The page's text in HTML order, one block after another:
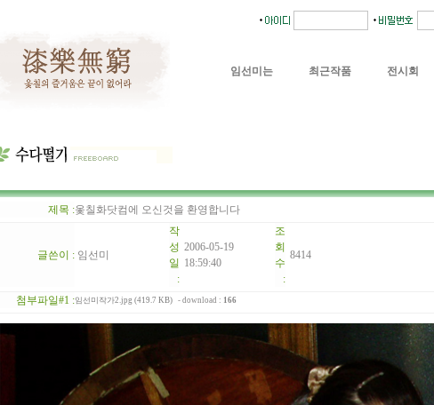
임선미는 최근작품 전시회
제목 :옻칠화닷컴에 오신것을 환영합니다
글쓴이 : 임선미
작
성
일
:
2006-05-19
18:59:40
조
회
수
:
8414
첨부파일#1 :임선미작가2.jpg (419.7 KB) - download : 166